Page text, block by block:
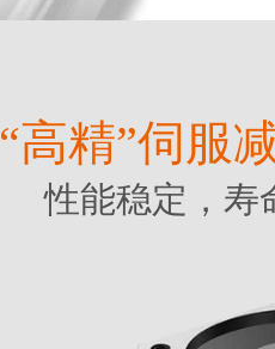
“高精”伺服
性能稳定，寿